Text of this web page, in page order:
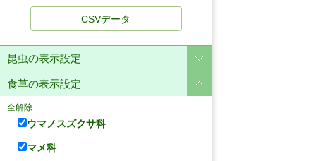
CSVデータ
昆虫の表示設定
食草の表示設定
全解除
ウマノスズクサ科
マメ科